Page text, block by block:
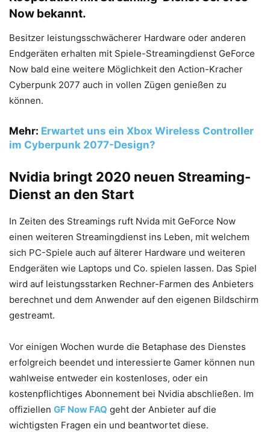
Now bekannt.
Besitzer leistungsschwächerer Hardware oder anderen
Endgeräten erhalten mit Spiele-Streamingdienst GeForce
Now bald eine weitere Möglichkeit den Action-Kracher
Cyberpunk 2077 auch in vollen Zügen genießen zu
können.
Mehr: Erwartet uns ein Xbox Wireless Controller
im Cyberpunk 2077-Design?
Nvidia bringt 2020 neuen Streaming-
Dienst an den Start
In Zeiten des Streamings ruft Nvida mit GeForce Now
einen weiteren Streamingdienst ins Leben, mit welchem
sich PC-Spiele auch auf älterer Hardware und weiteren
Endgeräten wie Laptops und Co. spielen lassen. Das Spiel
wird auf leistungsstarken Rechner-Farmen des Anbieters
berechnet und dem Anwender auf den eigenen Bildschirm
gestreamt.
Vor einigen Wochen wurde die Betaphase des Dienstes
erfolgreich beendet und interessierte Gamer können nun
wahlweise entweder ein kostenloses, oder ein
kostenpflichtiges Abonnement bei Nvidia abschließen. Im
offiziellen GF Now FAQ geht der Anbieter auf die
wichtigsten Fragen ein und beantwortet diese.